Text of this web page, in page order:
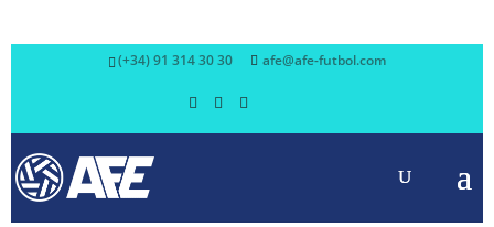
(+34) 91 314 30 30 afe@afe-futbol.com